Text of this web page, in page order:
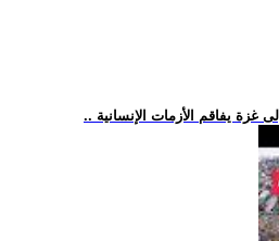
غزة يفاقم الأزمات الإنسانية